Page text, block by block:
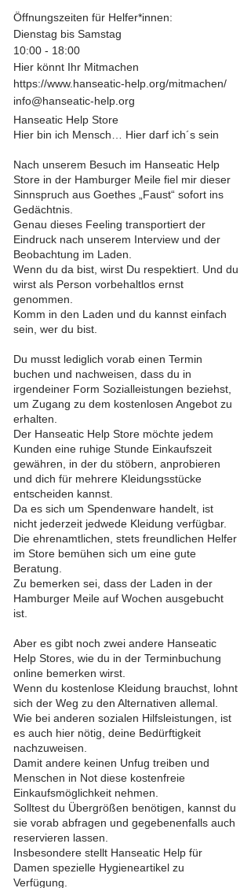
Öffnungszeiten für Helfer*innen:
Dienstag bis Samstag
10:00 - 18:00
Hier könnt Ihr Mitmachen
https://www.hanseatic-help.org/mitmachen/
info@hanseatic-help.org
Hanseatic Help Store
Hier bin ich Mensch… Hier darf ich´s sein
Nach unserem Besuch im Hanseatic Help
Store in der Hamburger Meile fiel mir dieser
Sinnspruch aus Goethes „Faust“ sofort ins
Gedächtnis.
Genau dieses Feeling transportiert der
Eindruck nach unserem Interview und der
Beobachtung im Laden.
Wenn du da bist, wirst Du respektiert. Und du
wirst als Person vorbehaltlos ernst
genommen.
Komm in den Laden und du kannst einfach
sein, wer du bist.
Du musst lediglich vorab einen Termin
buchen und nachweisen, dass du in
irgendeiner Form Sozialleistungen beziehst,
um Zugang zu dem kostenlosen Angebot zu
erhalten.
Der Hanseatic Help Store möchte jedem
Kunden eine ruhige Stunde Einkaufszeit
gewähren, in der du stöbern, anprobieren
und dich für mehrere Kleidungsstücke
entscheiden kannst.
Da es sich um Spendenware handelt, ist
nicht jederzeit jedwede Kleidung verfügbar.
Die ehrenamtlichen, stets freundlichen Helfer
im Store bemühen sich um eine gute
Beratung.
Zu bemerken sei, dass der Laden in der
Hamburger Meile auf Wochen ausgebucht
ist.
Aber es gibt noch zwei andere Hanseatic
Help Stores, wie du in der Terminbuchung
online bemerken wirst.
Wenn du kostenlose Kleidung brauchst, lohnt
sich der Weg zu den Alternativen allemal.
Wie bei anderen sozialen Hilfsleistungen, ist
es auch hier nötig, deine Bedürftigkeit
nachzuweisen.
Damit andere keinen Unfug treiben und
Menschen in Not diese kostenfreie
Einkaufsmöglichkeit nehmen.
Solltest du Übergrößen benötigen, kannst du
sie vorab abfragen und gegebenenfalls auch
reservieren lassen.
Insbesondere stellt Hanseatic Help für
Damen spezielle Hygieneartikel zu
Verfügung.